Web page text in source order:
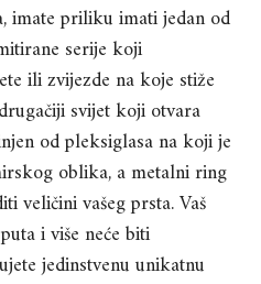
imate priliku imati jedan od
serije koji
ili zvijezde na koje stiže
svijet koji otvara
od pleksiglasa na koji je
oblika, a metalni ring
veličini vašeg prsta. Vaš
i više neće biti
jedinstvenu unikatnu